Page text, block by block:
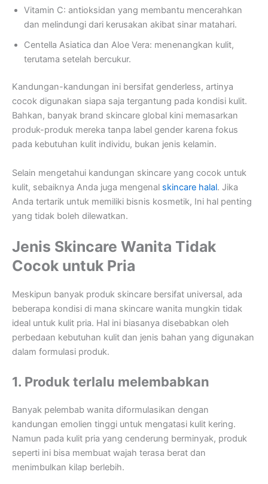
Vitamin C: antioksidan yang membantu mencerahkan
dan melindungi dari kerusakan akibat sinar matahari.
Centella Asiatica dan Aloe Vera: menenangkan kulit,
terutama setelah bercukur.
Kandungan-kandungan ini bersifat genderless, artinya
cocok digunakan siapa saja tergantung pada kondisi kulit.
Bahkan, banyak brand skincare global kini memasarkan
produk-produk mereka tanpa label gender karena fokus
pada kebutuhan kulit individu, bukan jenis kelamin.
Selain mengetahui kandungan skincare yang cocok untuk
kulit, sebaiknya Anda juga mengenal skincare halal. Jika
Anda tertarik untuk memiliki bisnis kosmetik, Ini hal penting
yang tidak boleh dilewatkan.
Jenis Skincare Wanita Tidak
Cocok untuk Pria
Meskipun banyak produk skincare bersifat universal, ada
beberapa kondisi di mana skincare wanita mungkin tidak
ideal untuk kulit pria. Hal ini biasanya disebabkan oleh
perbedaan kebutuhan kulit dan jenis bahan yang digunakan
dalam formulasi produk.
1. Produk terlalu melembabkan
Banyak pelembab wanita diformulasikan dengan
kandungan emolien tinggi untuk mengatasi kulit kering.
Namun pada kulit pria yang cenderung berminyak, produk
seperti ini bisa membuat wajah terasa berat dan
menimbulkan kilap berlebih.